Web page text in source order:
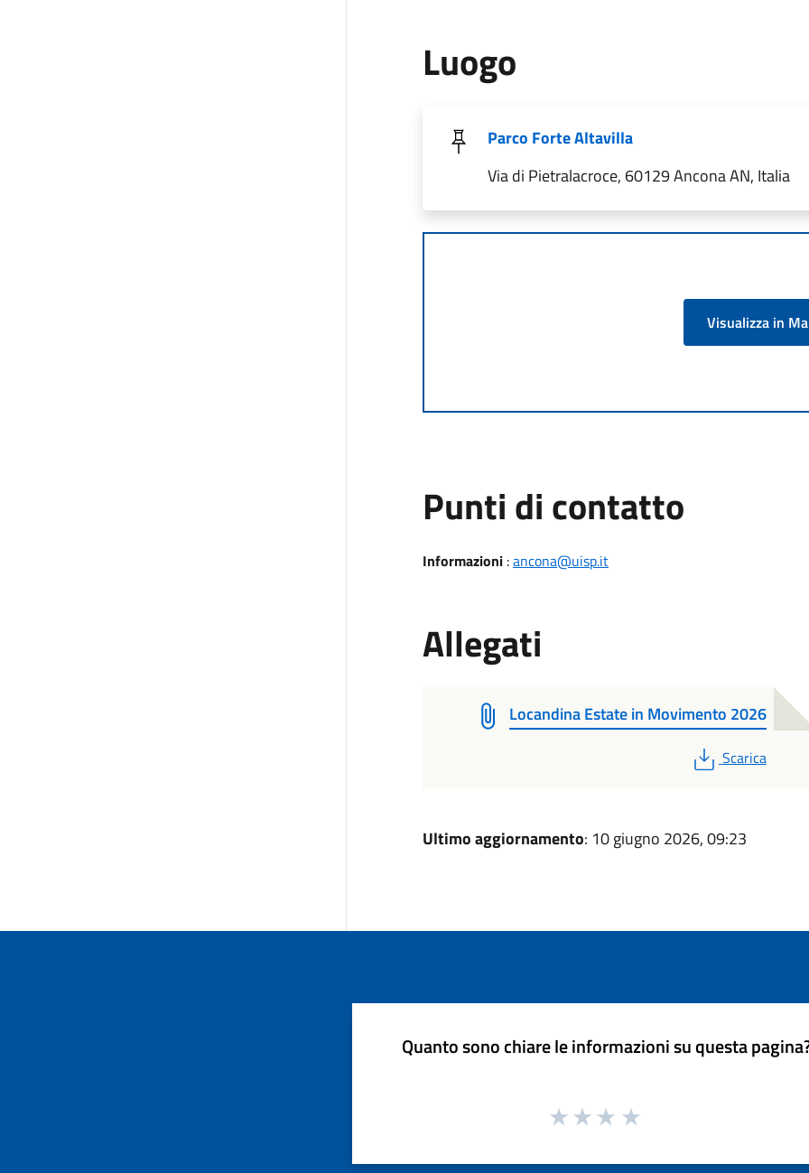
Luogo
Parco Forte Altavilla
Via di Pietralacroce, 60129 Ancona AN, Italia
Visualizza in
Punti di contatto
Informazioni:ancona@uisp.it
Allegati
Locandina Estate in Movimento 2026
PDF
Scarica
Ultimo aggiornamento: 10 giugno 2026, 09:23
Quanto sono chiare le informazioni su questa